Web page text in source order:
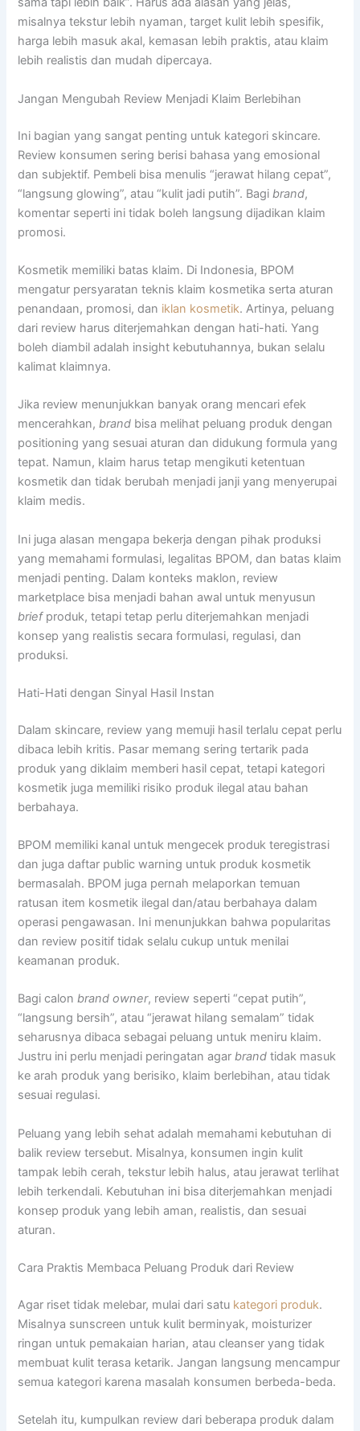
misalnya tekstur lebih nyaman, target kulit lebih spesifik,
harga lebih masuk akal, kemasan lebih praktis, atau klaim
lebih realistis dan mudah dipercaya.
Jangan Mengubah Review Menjadi Klaim Berlebihan
Ini bagian yang sangat penting untuk kategori skincare.
Review konsumen sering berisi bahasa yang emosional
dan subjektif. Pembeli bisa menulis “jerawat hilang cepat”,
“langsung glowing”, atau “kulit jadi putih”. Bagi brand,
komentar seperti ini tidak boleh langsung dijadikan klaim
promosi.
Kosmetik memiliki batas klaim. Di Indonesia, BPOM
mengatur persyaratan teknis klaim kosmetika serta aturan
penandaan, promosi, dan iklan kosmetik. Artinya, peluang
dari review harus diterjemahkan dengan hati-hati. Yang
boleh diambil adalah insight kebutuhannya, bukan selalu
kalimat klaimnya.
Jika review menunjukkan banyak orang mencari efek
mencerahkan,brand bisa melihat peluang produk dengan
positioning yang sesuai aturan dan didukung formula yang
tepat. Namun, klaim harus tetap mengikuti ketentuan
kosmetik dan tidak berubah menjadi janji yang menyerupai
klaim medis.
Ini juga alasan mengapa bekerja dengan pihak produksi
yang memahami formulasi, legalitas BPOM, dan batas klaim
menjadi penting. Dalam konteks maklon, review
marketplace bisa menjadi bahan awal untuk menyusun
briefproduk, tetapi tetap perlu diterjemahkan menjadi
konsep yang realistis secara formulasi, regulasi, dan
produksi.
Hati-Hati dengan Sinyal Hasil Instan
Dalam skincare, review yang memuji hasil terlalu cepat perlu
dibaca lebih kritis. Pasar memang sering tertarik pada
produk yang diklaim memberi hasil cepat, tetapi kategori
kosmetik juga memiliki risiko produk ilegal atau bahan
berbahaya.
BPOM memiliki kanal untuk mengecek produk teregistrasi
dan juga daftar public warning untuk produk kosmetik
bermasalah. BPOM juga pernah melaporkan temuan
ratusan item kosmetik ilegal dan/atau berbahaya dalam
operasi pengawasan. Ini menunjukkan bahwa popularitas
dan review positif tidak selalu cukup untuk menilai
keamanan produk.
Bagi calonbrand owner, review seperti “cepat putih”,
“langsung bersih”, atau “jerawat hilang semalam” tidak
seharusnya dibaca sebagai peluang untuk meniru klaim.
Justru ini perlu menjadi peringatan agarbrand tidak masuk
ke arah produk yang berisiko, klaim berlebihan, atau tidak
sesuai regulasi.
Peluang yang lebih sehat adalah memahami kebutuhan di
balik review tersebut. Misalnya, konsumen ingin kulit
tampak lebih cerah, tekstur lebih halus, atau jerawat terlihat
lebih terkendali. Kebutuhan ini bisa diterjemahkan menjadi
konsep produk yang lebih aman, realistis, dan sesuai
aturan.
Cara Praktis Membaca Peluang Produk dari Review
Agar riset tidak melebar, mulai dari satu kategori produk.
Misalnya sunscreen untuk kulit berminyak, moisturizer
ringan untuk pemakaian harian, atau cleanser yang tidak
membuat kulit terasa ketarik. Jangan langsung mencampur
semua kategori karena masalah konsumen berbeda-beda.
Setelah itu, kumpulkan review dari beberapa produk dalam